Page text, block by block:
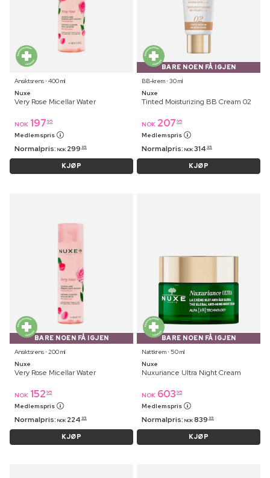
Ansiktsrens ⋅ 400 ml
Nuxe
Very Rose Micellar Water
NOK 197 95
Medlemspris
Normalpris: NOK 299 95
KJØP
BARE NOEN FÅ IGJEN
BB-krem ⋅ 30 ml
Nuxe
Tinted Moisturizing BB Cream 02
NOK 207 95
Medlemspris
Normalpris: NOK 314 95
KJØP
BARE NOEN FÅ IGJEN
Ansiktsrens ⋅ 200 ml
Nuxe
Very Rose Micellar Water
NOK 152 95
Medlemspris
Normalpris: NOK 224 95
KJØP
BARE NOEN FÅ IGJEN
Nattkrem ⋅ 50 ml
Nuxe
Nuxuriance Ultra Night Cream
NOK 603 95
Medlemspris
Normalpris: NOK 839 95
KJØP